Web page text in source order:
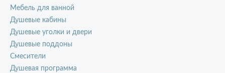
Мебель для ванной
Душевые кабины
Душевые уголки и двери
Душевые поддоны
Смесители
Душевая программа